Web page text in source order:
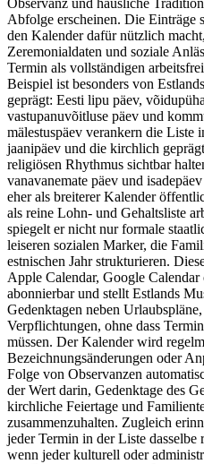
Observanz und häusliche
Abfolge erscheinen. Die Einträge
den Kalender dafür nützlich
Zeremonialdaten und soziale
Termin als vollständigen
Beispiel ist besonders von
geprägt: Eesti lipu päev,
vastupanuvõitluse päev und
mälestuspäev verankern die Liste
jaanipäev und die kirchlich
religiösen Rhythmus sichtbar
vanavanemate päev und
eher als breiterer Kalender
als reine Lohn- und Gehaltsliste
spiegelt er nicht nur formale
leiseren sozialen Marker, die
estnischen Jahr strukturieren.
Apple Calendar, Google
abonnierbar und stellt Estlands
Gedenktagen neben
Verpflichtungen, ohne dass
müssen. Der Kalender wird
Bezeichnungsänderungen oder
Folge von Observanzen
der Wert darin, Gedenktage des
kirchliche Feiertage und
zusammenzuhalten. Zugleich
jeder Termin in der Liste
wenn jeder kulturell oder